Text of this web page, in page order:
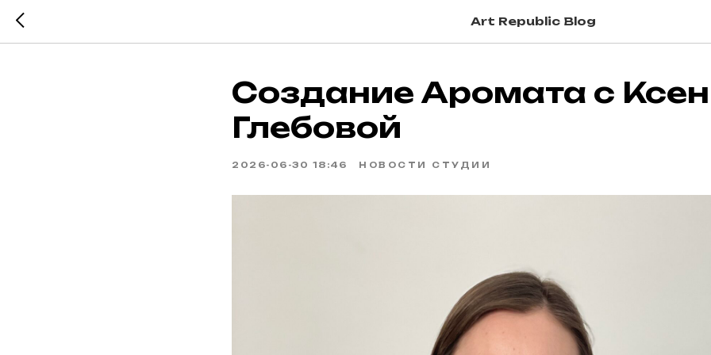
Art Republic Blog
Создание Аромата с
Глебовой
2026-06-30 18:46 НОВОСТИ СТУДИИ